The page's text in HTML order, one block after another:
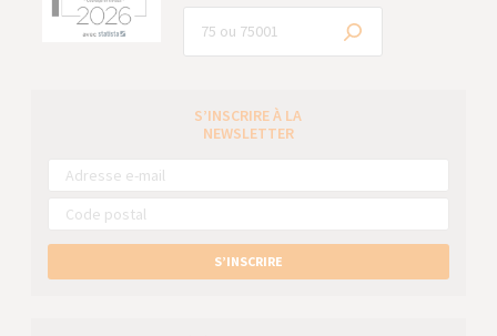
S’INSCRIRE À LA
NEWSLETTER
S’INSCRIRE